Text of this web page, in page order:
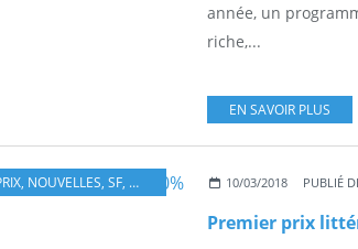
année, un
riche,...
EN SAVOIR PLUS
, NOUVELLES, SF, SCIENCE-FICTION10/03/2018 PUBLIÉ